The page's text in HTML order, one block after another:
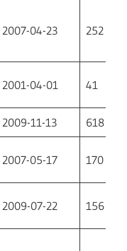
2007-04-23 252
2001-04-01 41
2009-11-13 618
2007-05-17 170
2009-07-22 156